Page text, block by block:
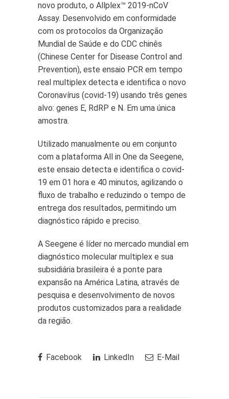
novo produto, o Allplex™ 2019-nCoV
Assay. Desenvolvido em conformidade
com os protocolos da Organização
Mundial de Saúde e do CDC chinês
(Chinese Center for Disease Control and
Prevention), este ensaio PCR em tempo
real multiplex detecta e identifica o novo
Coronavírus (covid-19) usando três genes
alvo: genes E, RdRP e N. Em uma única
amostra.
Utilizado manualmente ou em conjunto
com a plataforma All in One da Seegene,
este ensaio detecta e identifica o covid-
19 em 01 hora e 40 minutos, agilizando o
fluxo de trabalho e reduzindo o tempo de
entrega dos resultados, permitindo um
diagnóstico rápido e preciso.
A Seegene é líder no mercado mundial em
diagnóstico molecular multiplex e sua
subsidiária brasileira é a ponte para
expansão na América Latina, através de
pesquisa e desenvolvimento de novos
produtos customizados para a realidade
da região.
Facebook LinkedIn E-Mail